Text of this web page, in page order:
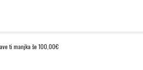
ti manjka še 100,00€